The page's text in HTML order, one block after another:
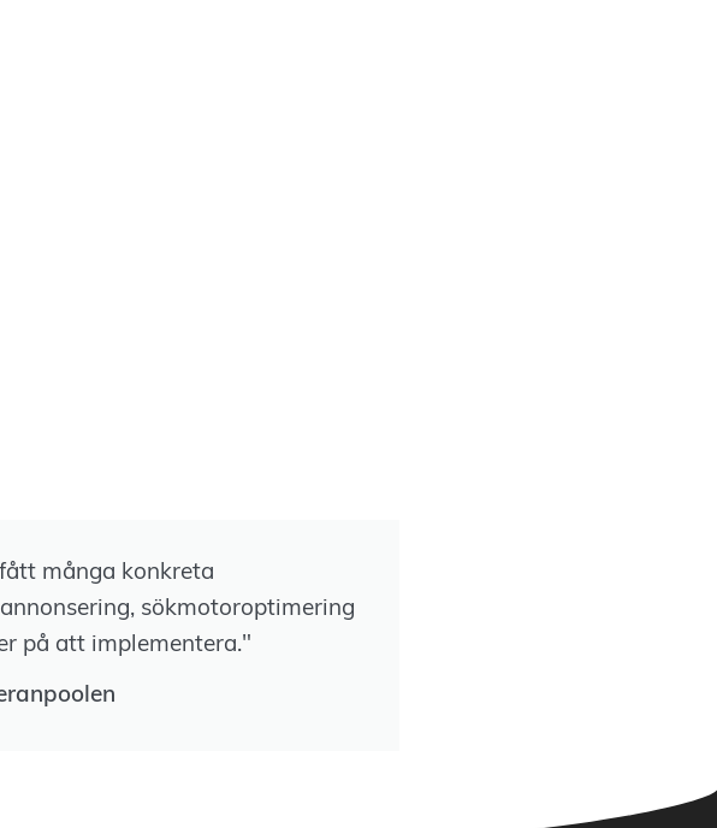
många konkreta
sökmotoroptimering
på att implementera."